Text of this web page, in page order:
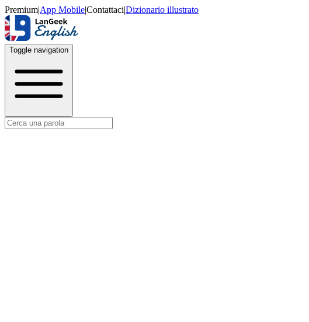
Premium|App Mobile|Contattaci|Dizionario illustrato
Toggle navigation